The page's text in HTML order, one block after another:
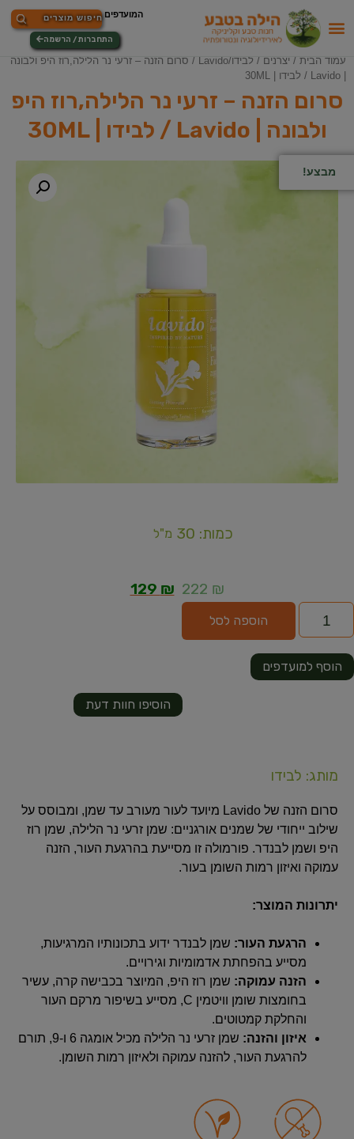
התחברות / הרשמה
עמוד הבית / יצרנים / לבידו/Lavido
/ סרום הזנה – זרעי נר הלילה,רוז היפ ולבונה
סרום הזנה – זרעי נר הלילה,רוז היפ
ולבונה | Lavido / לבידו | 30ML
מבצע!
כמות: 30 מ"ל
222 ₪
129 ₪
הוספה לסל
הוסיפו חוות דעת
הוסף למועדפים
מותג: לבידו
סרום הזנה של Lavido מיועד לעור מעורב עד שמן, ומבוסס על
שילוב ייחודי של שמנים אורגניים: שמן זרעי נר הלילה, שמן רוז
היפ ושמן לבנדר. פורמולה זו מסייעת בהרגעת העור, הזנה
עמוקה ואיזון רמות השומן בעור.
יתרונות המוצר:
הרגעת העור: שמן לבנדר ידוע בתכונותיו המרגיעות,
מסייע בהפחתת אדמומיות וגירויים.
הזנה עמוקה: שמן רוז היפ, המיוצר בכבישה קרה, עשיר
בחומצות שומן וויטמין C, מסייע בשיפור מרקם העור
והחלקת קמטוטים.
איזון והזנה:
שמן זרעי נר הלילה מכיל אומגה 6 ו-9, תורם
להרגעת העור, להזנה עמוקה ולאיזון רמות השומן.